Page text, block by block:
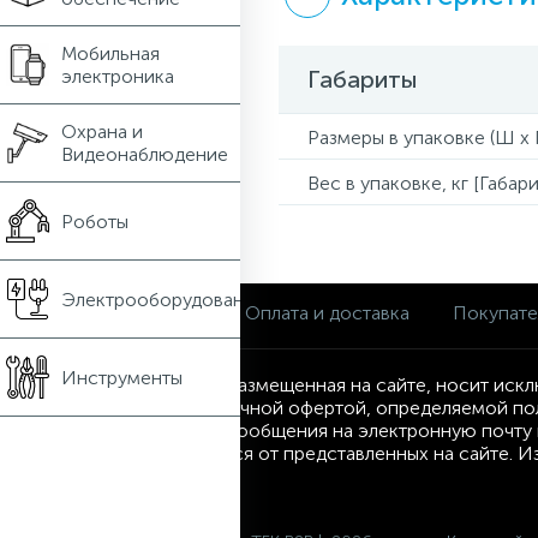
Мобильная
электроника
Охрана и
Видеонаблюдение
Роботы
Электрооборудование
Инструменты
Габариты
Размеры в упаковке (Ш x
Вес в упаковке, кг
О магазине Оплата и доставка
Информация, размещенная на сайте, носит
являются публичной офертой, определяемой
посредством сообщения на электронную
могут отличаться от представленных на